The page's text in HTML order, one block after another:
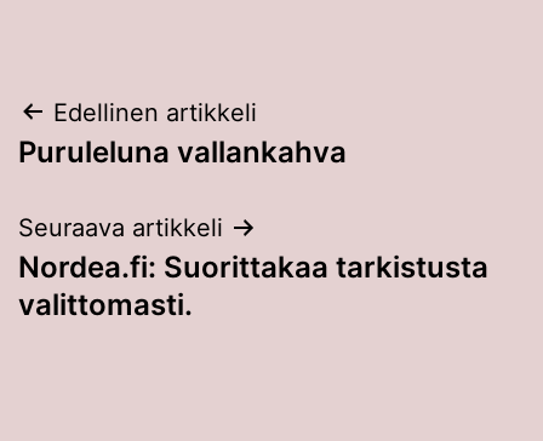
Artikkelien
selaus
Edellinen artikkeli
Puruleluna vallankahva
Seuraava artikkeli
Nordea.fi: Suorittakaa tarkistusta
valittomasti.